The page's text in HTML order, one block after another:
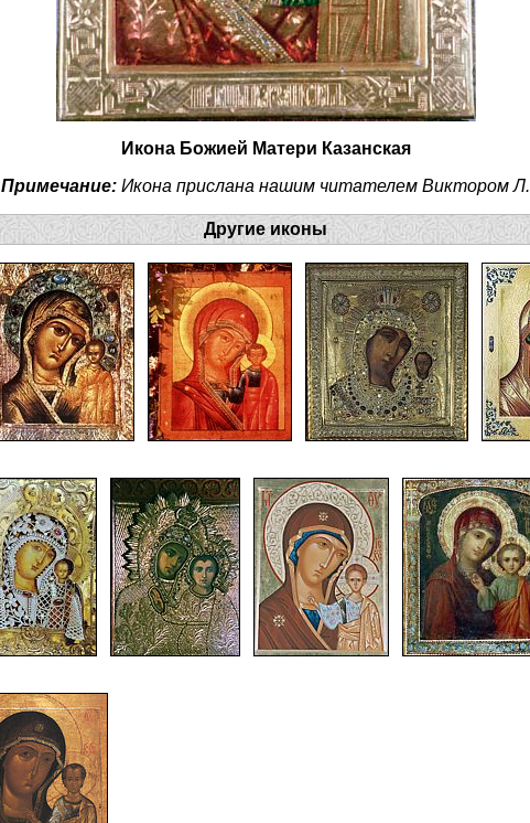
Икона Божией Матери Казанская
Примечание: Икона прислана нашим читателем Виктором Л.
Другие иконы